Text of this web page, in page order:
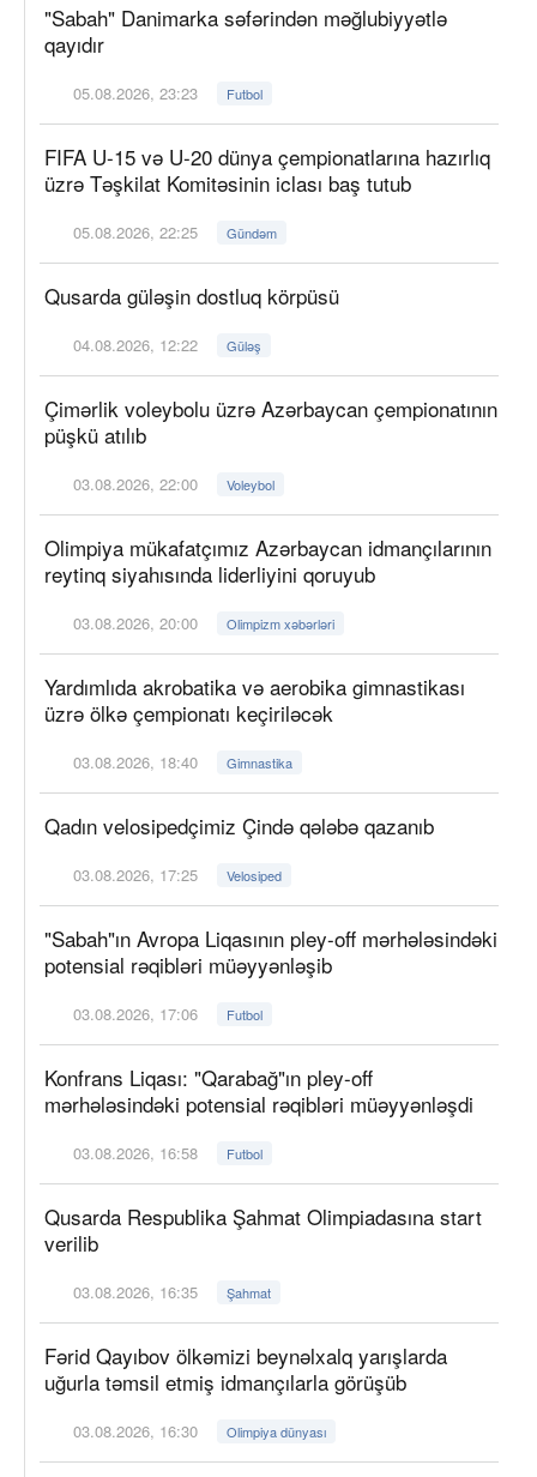
"Sabah" Danimarka səfərindən məğlubiyyətlə
qayıdır
05.08.2026, 23:23 Futbol
FIFA U-15 və U-20 dünya çempionatlarına hazırlıq
üzrə Təşkilat Komitəsinin iclası baş tutub
05.08.2026, 22:25 Gündəm
Qusarda güləşin dostluq körpüsü
04.08.2026, 12:22 Güləş
Çimərlik voleybolu üzrə Azərbaycan çempionatının
püşkü atılıb
03.08.2026, 22:00 Voleybol
Olimpiya mükafatçımız Azərbaycan idmançılarının
reytinq siyahısında liderliyini qoruyub
03.08.2026, 20:00 Olimpizm xəbərləri
Yardımlıda akrobatika və aerobika gimnastikası
üzrə ölkə çempionatı keçiriləcək
03.08.2026, 18:40 Gimnastika
Qadın velosipedçimiz Çində qələbə qazanıb
03.08.2026, 17:25 Velosiped
"Sabah"ın Avropa Liqasının pley-off mərhələsindəki
potensial rəqibləri müəyyənləşib
03.08.2026, 17:06 Futbol
Konfrans Liqası: "Qarabağ"ın pley-off
mərhələsindəki potensial rəqibləri müəyyənləşdi
03.08.2026, 16:58 Futbol
Qusarda Respublika Şahmat Olimpiadasına start
verilib
03.08.2026, 16:35 Şahmat
Fərid Qayıbov ölkəmizi beynəlxalq yarışlarda
uğurla təmsil etmiş idmançılarla görüşüb
03.08.2026, 16:30 Olimpiya dünyası